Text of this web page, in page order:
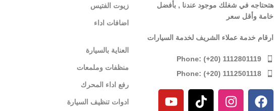
هتحتاجه في شغلك موجود عندنا , بأفضل
خامة وأقل سعر
ارقام خدمة عملاء الشريف لخدمة السيارات
Phone: (+20) 1112801119
Phone: (+20) 1112501118
زيوت الفتيس
اضافات اداء
العناية بالسيارة
منظفات وملمعات
رفع اداء المحرك
ادوات تنظيف السيارة